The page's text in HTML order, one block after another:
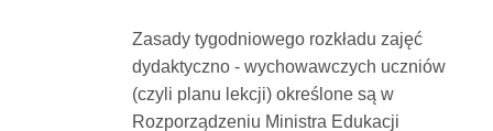
Zasady tygodniowego rozkładu zajęć
dydaktyczno - wychowawczych uczniów
(czyli planu lekcji) określone są w
Rozporządzeniu Ministra Edukacji